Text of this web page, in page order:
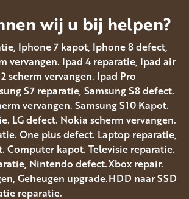
wij u bij helpen?
Iphone 7 kapot, Iphone 8 defect,
vervangen. Ipad 4 reparatie, Ipad air
scherm vervangen. Ipad Pro
S7 reparatie, Samsung S8 defect.
vervangen. Samsung S10 Kapot.
LG defect. Nokia scherm vervangen.
One plus defect. Laptop reparatie,
Computer kapot. Televisie reparatie.
Nintendo defect.Xbox repair.
Geheugen upgrade.HDD naar SSD
reparatie.